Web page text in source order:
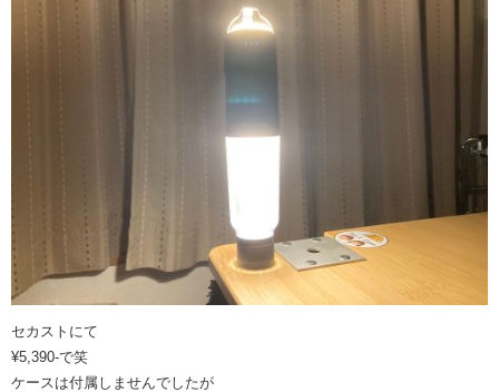
セカストにて
¥5,390-で笑
ケースは付属しませんでしたが